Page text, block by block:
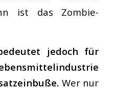
ist das Zombie-
jedoch für
Wer nur